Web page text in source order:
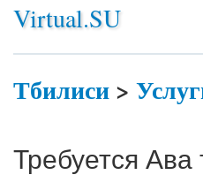
Virtual.SU
Тбилиси>
Требуется